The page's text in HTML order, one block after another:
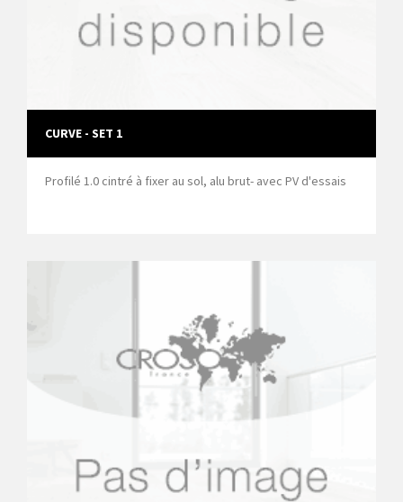
CURVE - SET 1
Profilé 1.0 cintré à fixer au sol, alu brut- avec PV d'essais